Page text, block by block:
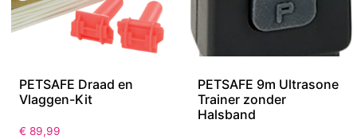
PETSAFE Draad en
Vlaggen-Kit
€ 89,99
PETSAFE 9m Ultrasone
Trainer zonder
Halsband